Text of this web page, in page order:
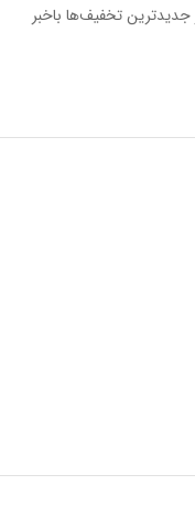
جدیدترین تخفیف‌ها باخبر